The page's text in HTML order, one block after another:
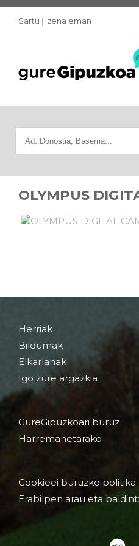
Sartu | Izena eman
OLYMPUS
Herriak
Bildumak
Elkarlanak
Igo zure argazkia
GureGipuzkoari buruz
Harremanetarako
Cookieei buruzko politika
Erabilpen arau eta